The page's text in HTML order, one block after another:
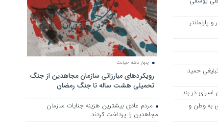
پارلمانتر
حمید
در بند
به وطن و
چهار دهه خیانت
رویکرد‌های مبارزاتی سازمان مجاهدین از جنگ
تحمیلی هشت ساله تا جنگ رمضان
مردم عادی بیشترین هزینه جنایات سازمان
مجاهدین را پرداخت کردند